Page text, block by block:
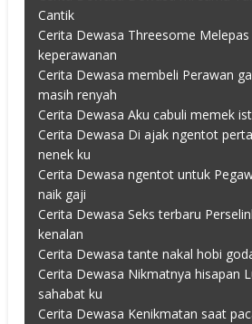
Cantik
Cerita Dewasa Threesome
keperawanan
Cerita Dewasa membeli Perawan
masih renyah
Cerita Dewasa Aku cabuli memek
Cerita Dewasa Di ajak ngentot
nenek ku
Cerita Dewasa ngentot untuk
naik gaji
Cerita Dewasa Seks terbaru
kenalan
Cerita Dewasa tante nakal hobi
Cerita Dewasa Nikmatnya hisapan
sahabat ku
Cerita Dewasa Kenikmatan saat